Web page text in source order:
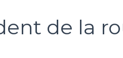
de la